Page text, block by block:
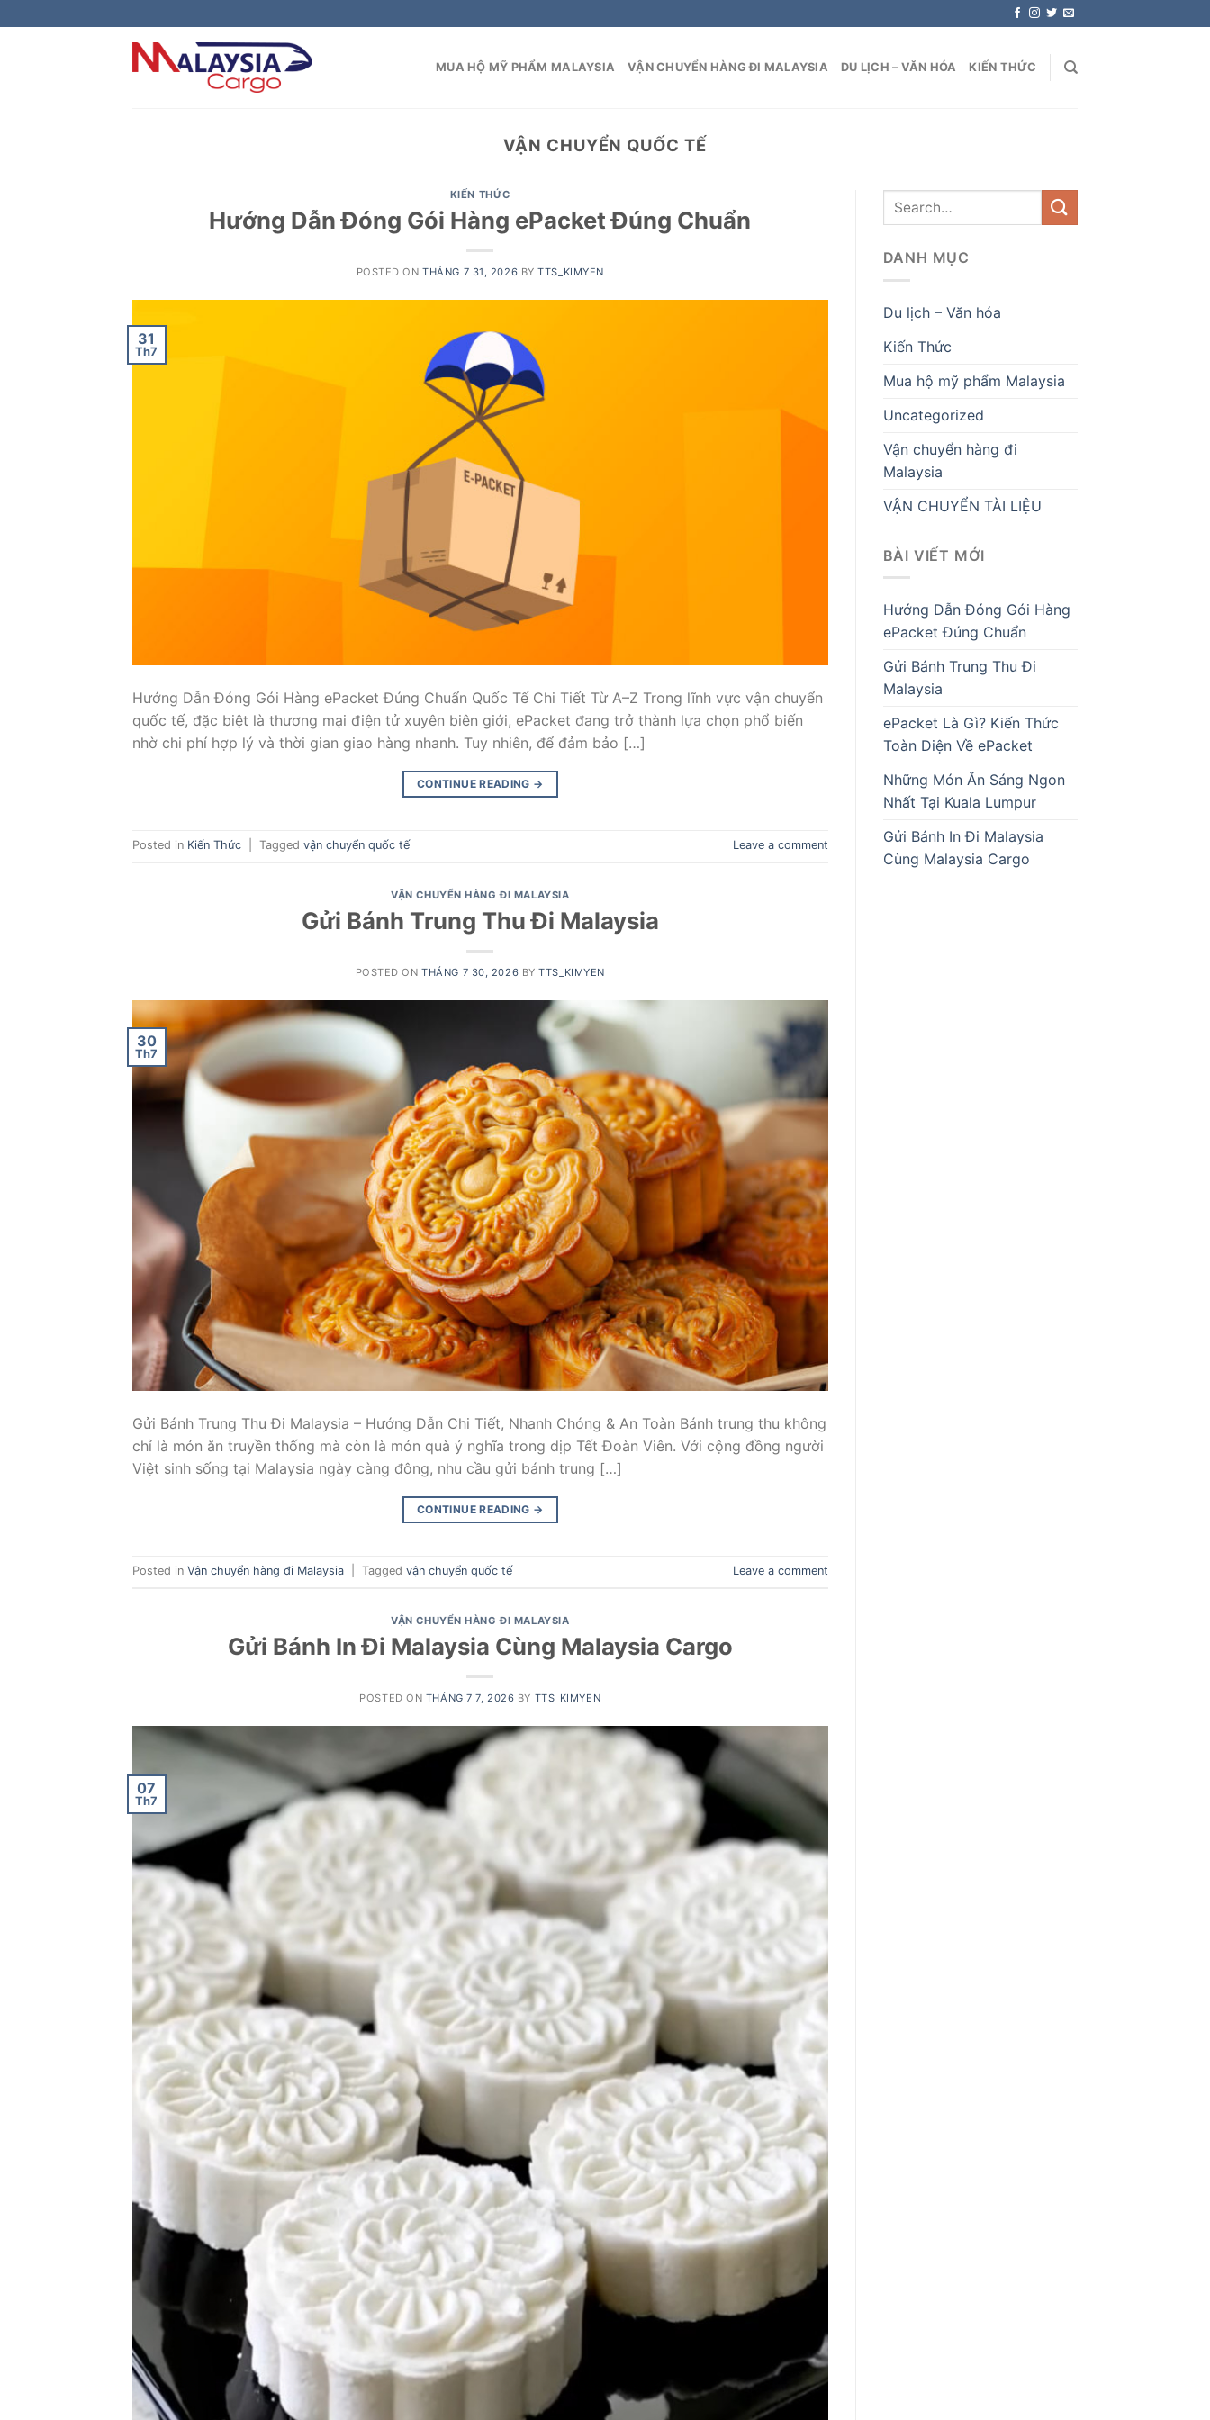
to
MUA HỘ MỸ PHẨM MALAYSIA VẬN CHUYỂN HÀNG ĐI MALAYSIA DU LỊCH – VĂN HÓA KIẾN THỨC
VẬN CHUYỂN QUỐC TẾ
KIẾN THỨC
Hướng Dẫn Đóng Gói Hàng ePacket Đúng Chuẩn
POSTED ONTHÁNG 7 31, 2026 BYTTS_KIMYEN
31
Th7
Hướng Dẫn Đóng Gói Hàng ePacket Đúng Chuẩn Quốc Tế Chi Tiết Từ A–Z Trong lĩnh vực vận chuyển
quốc tế, đặc biệt là thương mại điện tử xuyên biên giới, ePacket đang trở thành lựa chọn phổ biến
nhờ chi phí hợp lý và thời gian giao hàng nhanh. Tuy nhiên, để đảm bảo […]
CONTINUE READING →
Posted in Kiến Thức Tagged vận chuyển quốc tế Leave a comment
VẬN CHUYỂN HÀNG ĐI MALAYSIA
Gửi Bánh Trung Thu Đi Malaysia
POSTED ONTHÁNG 7 30, 2026 BYTTS_KIMYEN
30
Th7
Gửi Bánh Trung Thu Đi Malaysia – Hướng Dẫn Chi Tiết, Nhanh Chóng & An Toàn Bánh trung thu không
chỉ là món ăn truyền thống mà còn là món quà ý nghĩa trong dịp Tết Đoàn Viên. Với cộng đồng người
Việt sinh sống tại Malaysia ngày càng đông, nhu cầu gửi bánh trung […]
CONTINUE READING →
Posted in Vận chuyển hàng đi Malaysia Tagged vận chuyển quốc tế Leave a comment
VẬN CHUYỂN HÀNG ĐI MALAYSIA
Gửi Bánh In Đi Malaysia Cùng Malaysia Cargo
POSTED ON THÁNG 7 7, 2026 BY TTS_KIMYEN
07
Th7
DANH MỤC
Du lịch – Văn hóa
Kiến Thức
Mua hộ mỹ phẩm Malaysia
Uncategorized
Vận chuyển hàng đi
Malaysia
VẬN CHUYỂN TÀI LIỆU
BÀI VIẾT MỚI
Hướng Dẫn Đóng Gói Hàng
ePacket Đúng Chuẩn
Gửi Bánh Trung Thu Đi
Malaysia
ePacket Là Gì? Kiến Thức
Toàn Diện Về ePacket
Những Món Ăn Sáng Ngon
Nhất Tại Kuala Lumpur
Gửi Bánh In Đi Malaysia
Cùng Malaysia Cargo